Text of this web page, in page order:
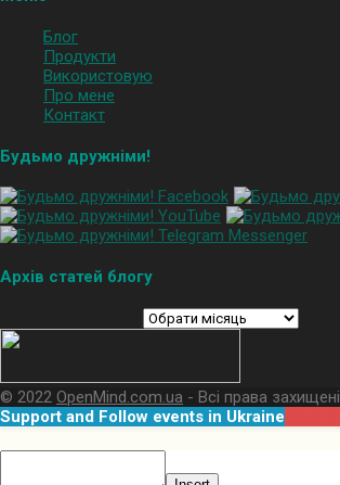
Блог
Продукти
Використовую
Про мене
Контакт
Будьмо дружніми!
Архів статей блогу
© 2022 OpenMind.com.ua - Всі права захищені
Support and Follow events in Ukraine